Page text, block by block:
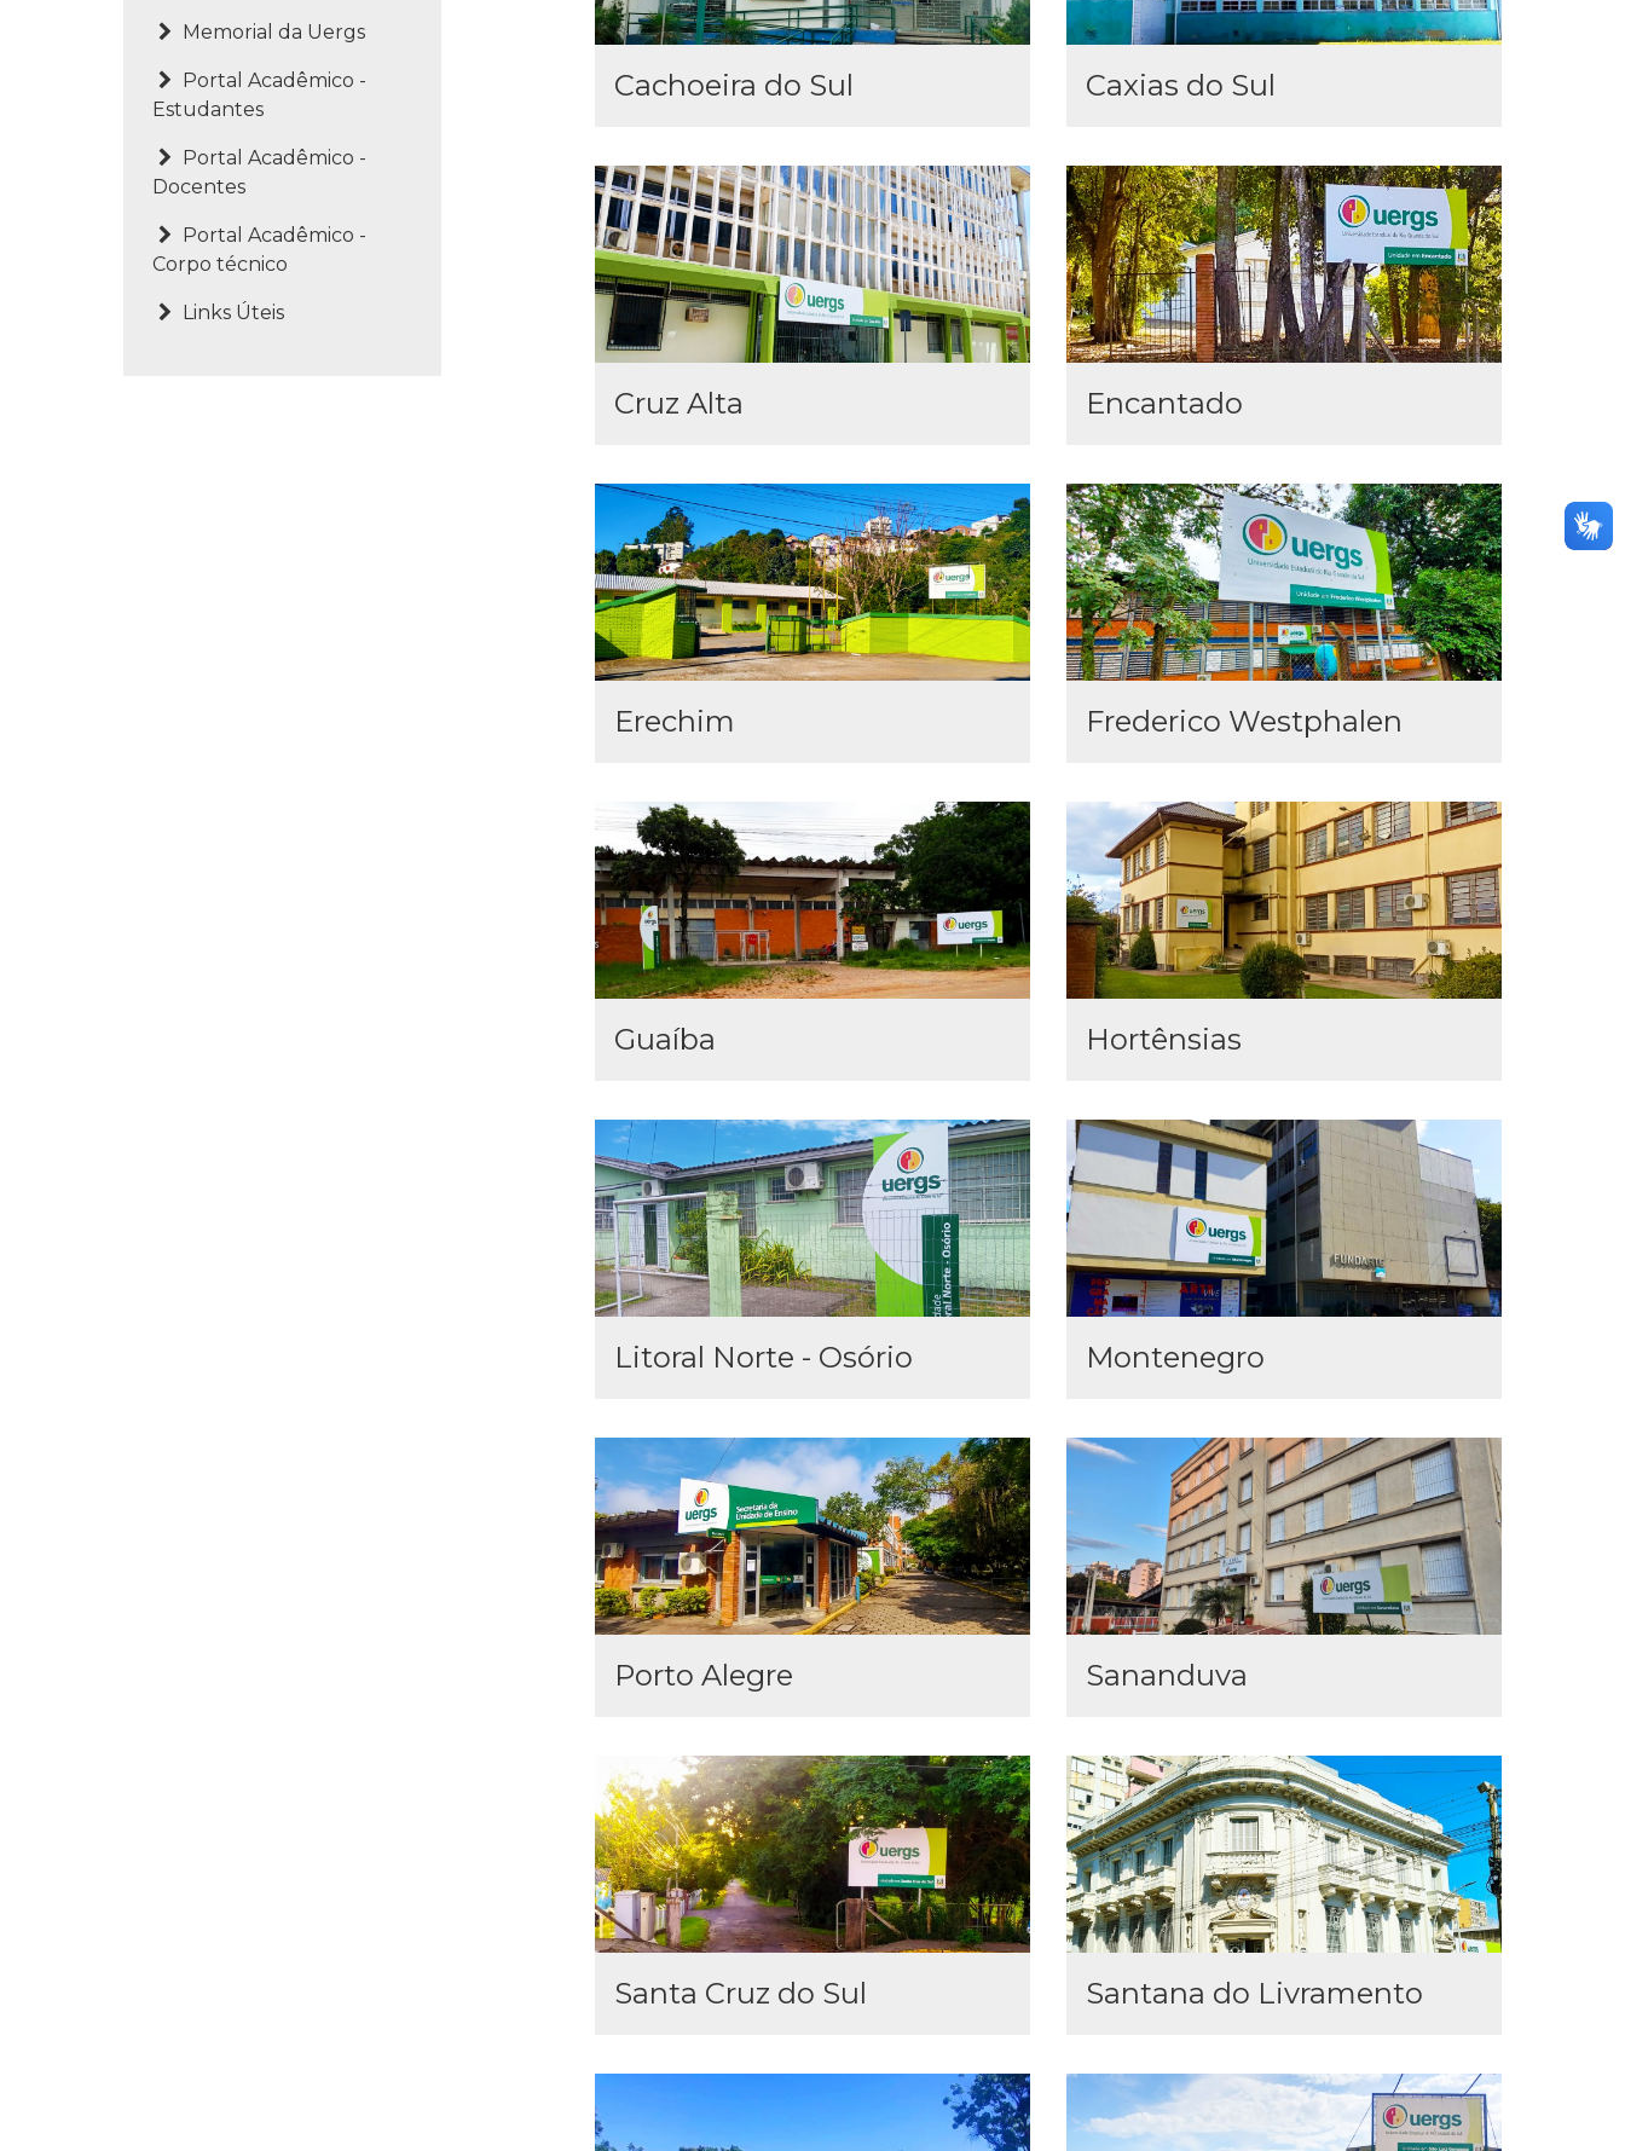
Memorial da Uergs
Portal Acadêmico -
Estudantes
Portal Acadêmico -
Docentes
Portal Acadêmico -
Corpo técnico
Links Úteis
Cachoeira do Sul Caxias do Sul
Cruz Alta Encantado
Erechim Frederico Westphalen
Guaíba Hortênsias
Litoral Norte - Osório Montenegro
Porto Alegre Sananduva
Santa Cruz do Sul Santana do Livramento